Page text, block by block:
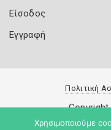
Είσοδος
Εγγραφή
Πολιτική
Copyright
Χρησιμοποιούμε